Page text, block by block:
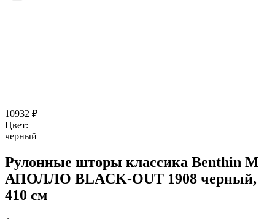
10932 ₽
Цвет:
черный
Рулонные шторы классика Benthin M
АПОЛЛО BLACK-OUT 1908 черный,
410 см